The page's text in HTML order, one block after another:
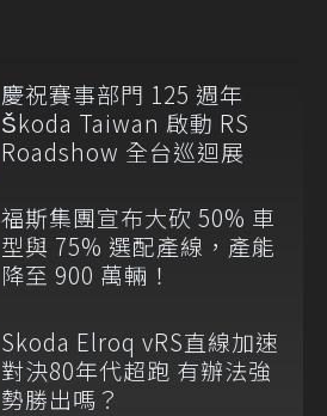
慶祝賽事部門 125 週年
Škoda Taiwan 啟動 RS
Roadshow 全台巡迴展
福斯集團宣布大砍 50% 車
型與 75% 選配產線，產能
降至 900 萬輛！
Skoda Elroq vRS直線加速
對決80年代超跑 有辦法強
勢勝出嗎？